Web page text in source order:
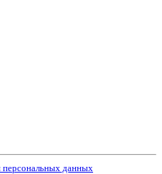
персональных данных